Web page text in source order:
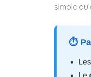
simple
⏱
Les
Le